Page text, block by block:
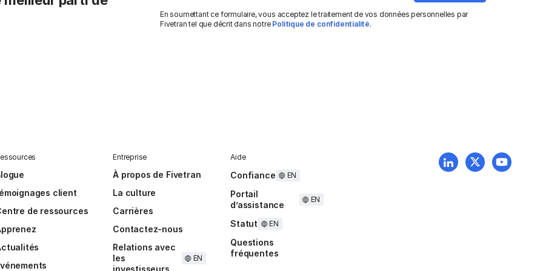
En soumettant ce formulaire, vous acceptez le traitement de vos données personnelles par
Fivetran tel que décrit dans notre Politique de confidentialité.
client
de ressources
Entreprise
À propos de Fivetran
La culture
Carrières
Contactez-nous
Relations avec
les
EN
Aide
Confiance EN
Portail
d’assistance
EN
Statut EN
Questions
fréquentes